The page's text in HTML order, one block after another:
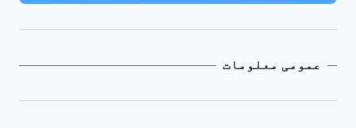
عمومی معلومات